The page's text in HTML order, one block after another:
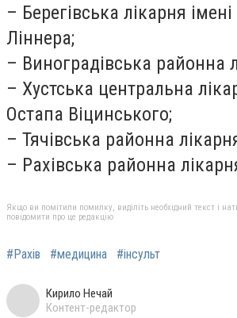
– Берегівська лікарня
Ліннера;
– Виноградівська районна
– Хустська центральна
Остапа Віцинського;
– Тячівська районна
– Рахівська районна
Якщо ви помітили помилку, виділіть необхідний текст і
повідомити про це редакцію
#Рахів #медицина #інсульт
Кирило Нечай
Контент-редактор